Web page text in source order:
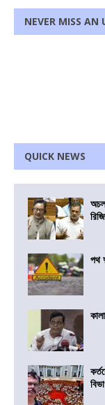
NEVER MISS AN
QUICK NEWS
অচল
পথ